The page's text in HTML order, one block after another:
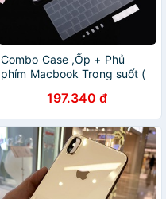
Combo Case ,Ốp + Phủ
phím Macbook Trong suốt (
chống gãy dây sạc )
197.340 đ